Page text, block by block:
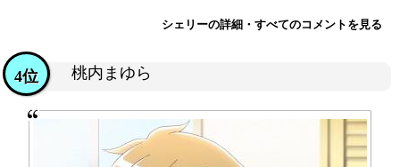
シェリーの詳細・すべてのコメントを見る
桃内まゆら
4位